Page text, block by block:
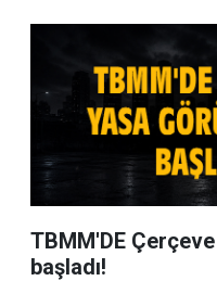
TBMM'DE
başladı!